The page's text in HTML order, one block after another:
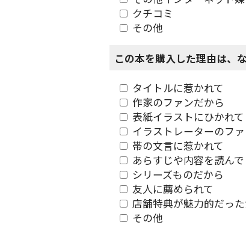
クチコミ
その他
この本を購入した理由は、
タイトルに惹かれて
作家のファンだから
表紙イラストにひかれて
イラストレーターのフ
帯の文言に惹かれて
あらすじや内容を読んで
シリーズものだから
友人に薦められて
店舗特典が魅力的だっ
その他